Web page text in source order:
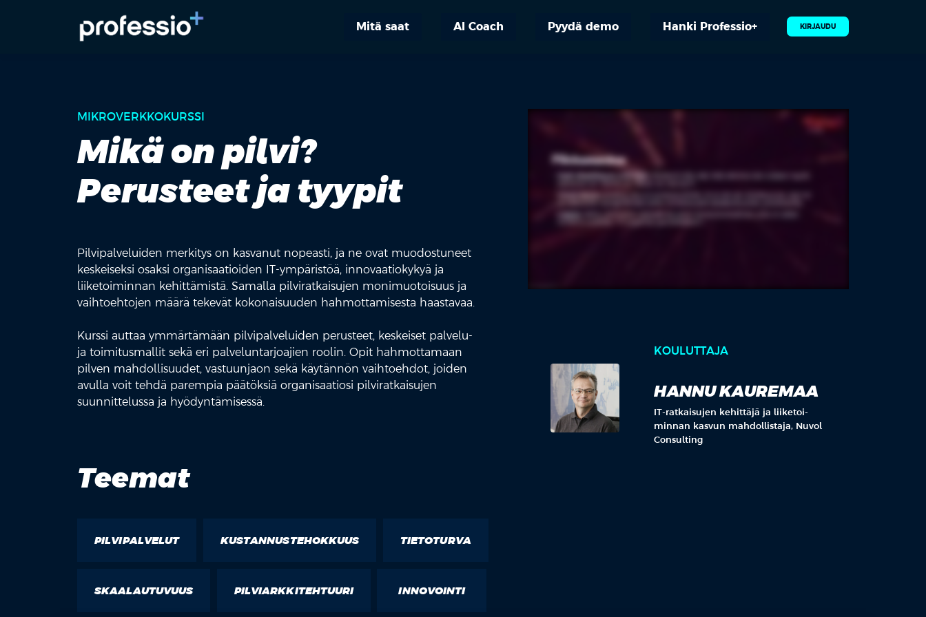
Mitä saat AI Coach Pyydä demo Hanki Professio+ KIRJAUDU
MIKROVERKKOKURSSI
Mikä on pilvi?
Perusteet ja tyypit
Pilvipalveluiden merkitys on kasvanut nopeasti, ja ne ovat muodostuneet
keskeiseksi osaksi organisaatioiden IT-ympäristöä, innovaatiokykyä ja
liiketoiminnan kehittämistä. Samalla pilviratkaisujen monimuotoisuus ja
vaihtoehtojen määrä tekevät kokonaisuuden hahmottamisesta haastavaa.
Kurssi auttaa ymmärtämään pilvipalveluiden perusteet, keskeiset palvelu-
ja toimitusmallit sekä eri palveluntarjoajien roolin. Opit hahmottamaan
pilven mahdollisuudet, vastuunjaon sekä käytännön vaihtoehdot, joiden
avulla voit tehdä parempia päätöksiä organisaatiosi pilviratkaisujen
suunnittelussa ja hyödyntämisessä.
Teemat
PILVIPALVELUT KUSTANNUSTEHOKKUUS TIETOTURVA
SKAALAUTUVUUS PILVIARKKITEHTUURI INNOVOINTI
KOULUTTAJA
HANNU KAUREMAA
IT-rat­kai­su­jen ke­hit­tä­jä ja lii­ke­toi­
min­nan kas­vun mah­dol­lis­ta­ja, Nu­vol
Con­sul­ting